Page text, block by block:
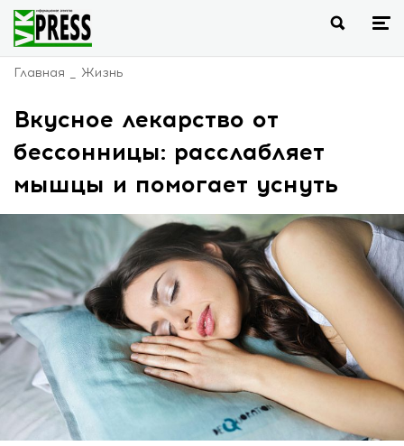
Главная Жизнь
Вкусное лекарство от
бессонницы: расслабляет
мышцы и помогает уснуть